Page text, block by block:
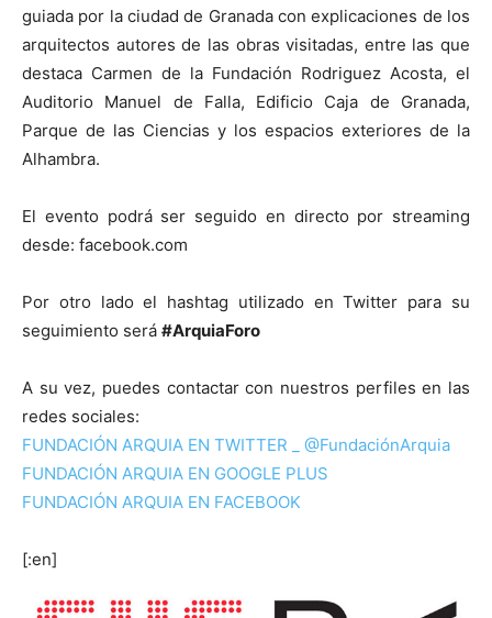
guiada por la ciudad de Granada con explicaciones de los
arquitectos autores de las obras visitadas, entre las que
destaca Carmen de la Fundación Rodriguez Acosta, el
Auditorio Manuel de Falla, Edificio Caja de Granada,
Parque de las Ciencias y los espacios exteriores de la
Alhambra.
El evento podrá ser seguido en directo por streaming
desde: facebook.com
Por otro lado el hashtag utilizado en Twitter para su
seguimiento será #ArquiaForo
A su vez, puedes contactar con nuestros perfiles en las
redes sociales:
FUNDACIÓN ARQUIA EN TWITTER _ @FundaciónArquia
FUNDACIÓN ARQUIA EN GOOGLE PLUS
FUNDACIÓN ARQUIA EN FACEBOOK
[:en]